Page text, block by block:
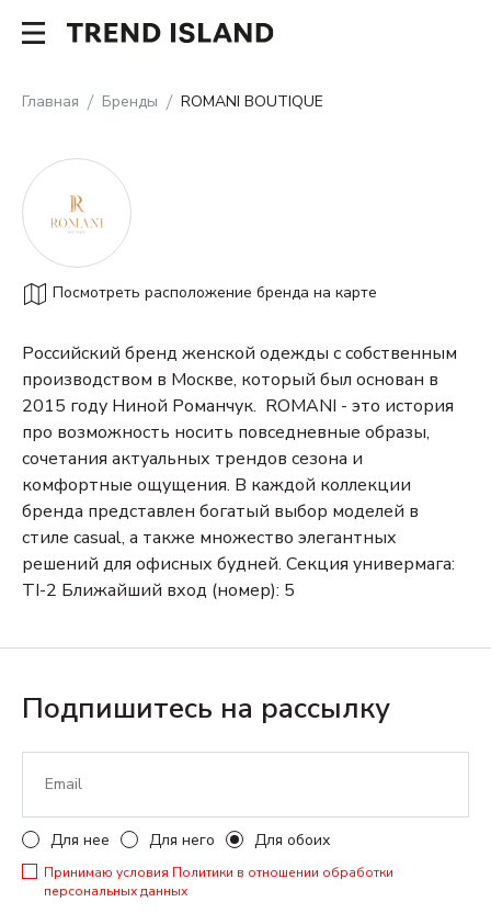
Главная Бренды ROMANI BOUTIQUE
Посмотреть расположение бренда на карте
Российский бренд женской одежды с собственным
производством в Москве, который был основан в
2015 году Ниной Романчук. ROMANI - это история
про возможность носить повседневные образы,
сочетания актуальных трендов сезона и
комфортные ощущения. В каждой коллекции
бренда представлен богатый выбор моделей в
стиле casual, а также множество элегантных
решений для офисных будней. Секция универмага:
TI-2 Ближайший вход (номер): 5
Подпишитесь на рассылку
Для нее Для него Для обоих
Принимаю условия Политики в отношении обработки
персональных данных